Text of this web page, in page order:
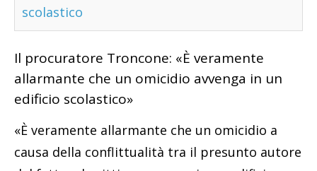
scolastico
Il procuratore Troncone: «È veramente
allarmante che un omicidio avvenga in un
edificio scolastico»
«È veramente allarmante che un omicidio a
causa della conflittualità tra il presunto autore